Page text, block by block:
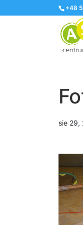
+48
sie 29,